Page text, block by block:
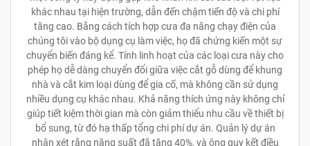
khác nhau tại hiện trường, dẫn đến chậm tiến độ và chi phí
tăng cao. Bằng cách tích hợp cưa đa năng chạy điện của
chúng tôi vào bộ dụng cụ làm việc, họ đã chứng kiến một sự
chuyển biến đáng kể. Tính linh hoạt của các loại cưa này cho
phép họ dễ dàng chuyển đổi giữa việc cắt gỗ dùng để khung
nhà và cắt kim loại dùng để gia cố, mà không cần sử dụng
nhiều dụng cụ khác nhau. Khả năng thích ứng này không chỉ
giúp tiết kiệm thời gian mà còn giảm thiểu nhu cầu về thiết bị
bổ sung, từ đó hạ thấp tổng chi phí dự án. Quản lý dự án
nhận xét rằng năng suất đã tăng 40%, và ông quy kết điều